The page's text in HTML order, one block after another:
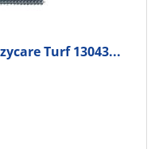
Turf 13043...